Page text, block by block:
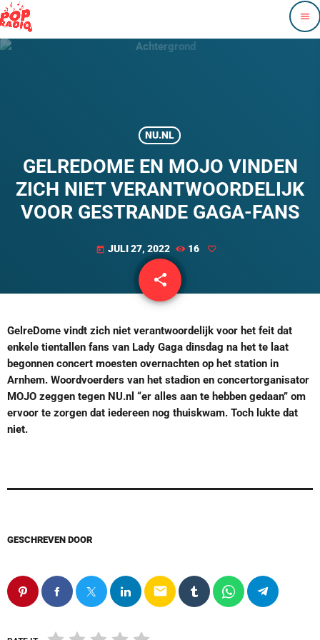
menu
NU.NL
GELREDOME EN MOJO VINDEN
ZICH NIET VERANTWOORDELIJK
VOOR GESTRANDE GAGA-FANS
today JULI 27, 2022 16
share
email
GelreDome vindt zich niet verantwoordelijk voor het feit dat
enkele tientallen fans van Lady Gaga dinsdag na het te laat
begonnen concert moesten overnachten op het station in
Arnhem. Woordvoerders van het stadion en concertorganisator
MOJO zeggen tegen NU.nl “er alles aan te hebben gedaan” om
ervoor te zorgen dat iedereen nog thuiskwam. Toch lukte dat
niet.
GESCHREVEN DOOR
email